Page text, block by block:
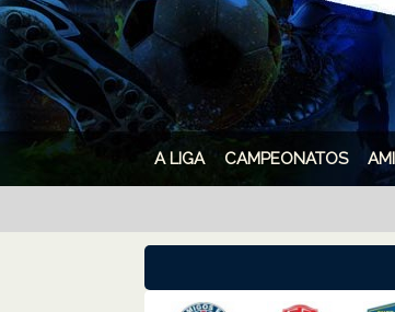
A LIGA CAMPEONATOS